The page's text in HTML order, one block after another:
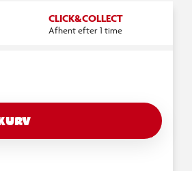
CLICK&COLLECT
Afhent efter 1 time